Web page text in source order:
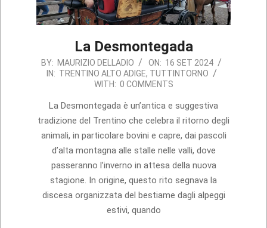
La Desmontegada
2024-
09-
BY: MAURIZIO DELLADIO ON: 16 SET 2024
IN: TRENTINO ALTO ADIGE, TUTTINTORNO
WITH: 0 COMMENTS
La Desmontegada è un’antica e suggestiva
tradizione del Trentino che celebra il ritorno degli
animali, in particolare bovini e capre, dai pascoli
d’alta montagna alle stalle nelle valli, dove
passeranno l’inverno in attesa della nuova
stagione. In origine, questo rito segnava la
discesa organizzata del bestiame dagli alpeggi
estivi, quando